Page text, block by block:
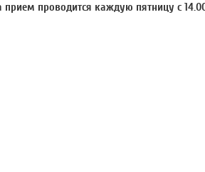
прием проводится каждую пятницу с